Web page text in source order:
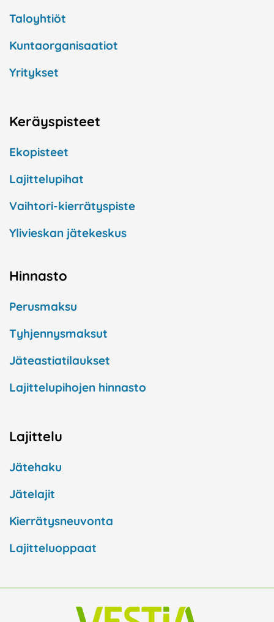
Taloyhtiöt
Kuntaorganisaatiot
Yritykset
Keräyspisteet
Ekopisteet
Lajittelupihat
Vaihtori-kierrätyspiste
Ylivieskan jätekeskus
Hinnasto
Perusmaksu
Tyhjennysmaksut
Jäteastiatilaukset
Lajittelupihojen hinnasto
Lajittelu
Jätehaku
Jätelajit
Kierrätysneuvonta
Lajitteluoppaat